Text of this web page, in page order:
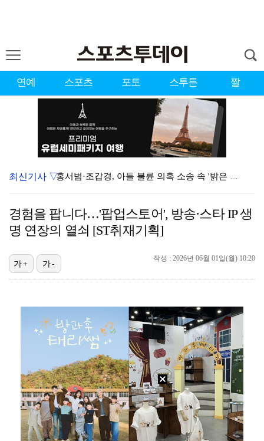
연예 스포츠 포토 스투툰 짤
홍서범·조갑경, 아들 불륜 의혹 소송 속 '밝은 근황'…
'리틀 김연경' 손서연 28점 폭발…U17 여자배구, …
[ST포토] 문정민, 힘찬 티샷
데이식스 영케이, '사운드플래닛페스티벌' 출격…첫 솔로…
[ST포토] 문정민, 자신감 가득
[ST포토] 문정민, 버디 성공
[ST포토] 문정민, 안정된 퍼팅
최신기사 ▽
경험을 팝니다…'팝업스토어', 방송·스타 IP 생
명 연장의 열쇠 [ST취재기획]
작성 : 2026년 06월 01일(월) 10:20
가+ 가-